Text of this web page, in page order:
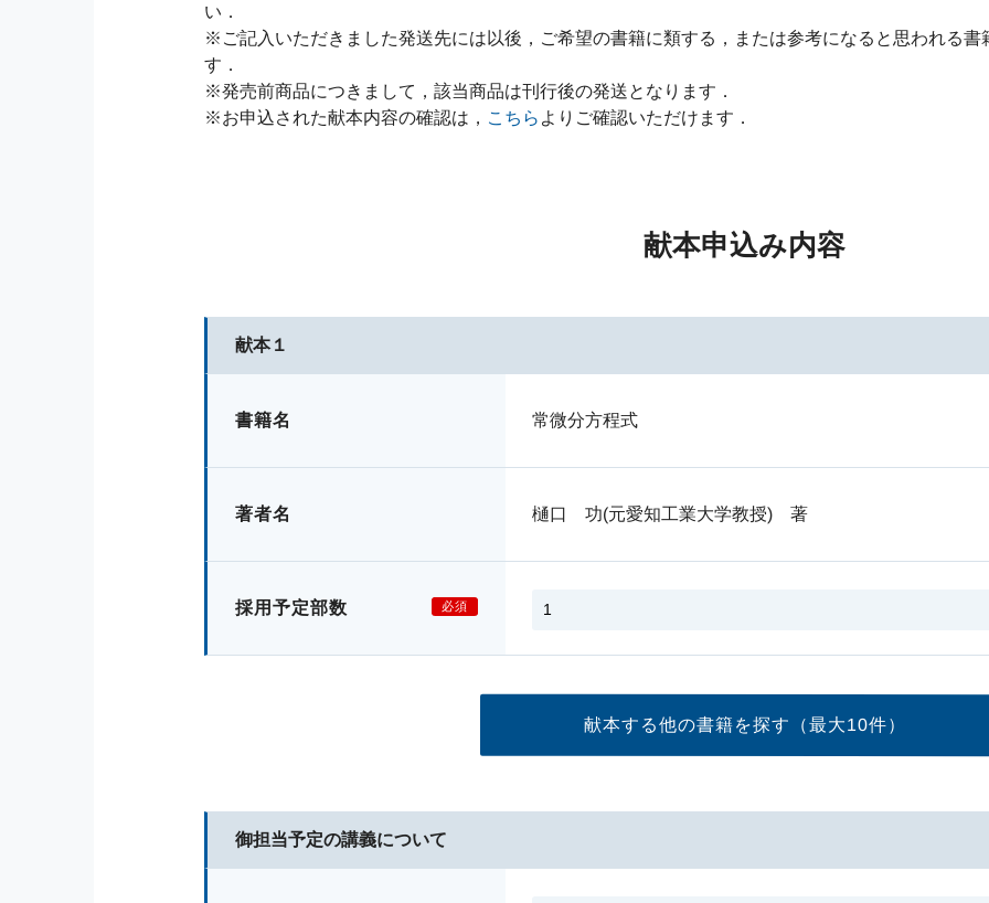
い．
※ご記入いただきました発送先には以後，ご希望の書籍に類する，または参考になると思われる
す．
※発売前商品につきまして，該当商品は刊行後の発送となります．
※お申込された献本内容の確認は， こちら よりご確認いただけます．
献本申込み内容
献本１
書籍名 常微分方程式
著者名 樋口 功(元愛知工業大学教授) 著
採用予定部数 必須
献本する他の書籍を探す （最大10件）
御担当予定の講義について